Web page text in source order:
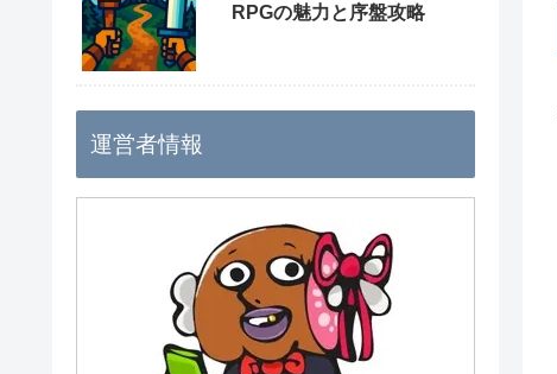
RPGの魅力と序盤攻略
運営者情報